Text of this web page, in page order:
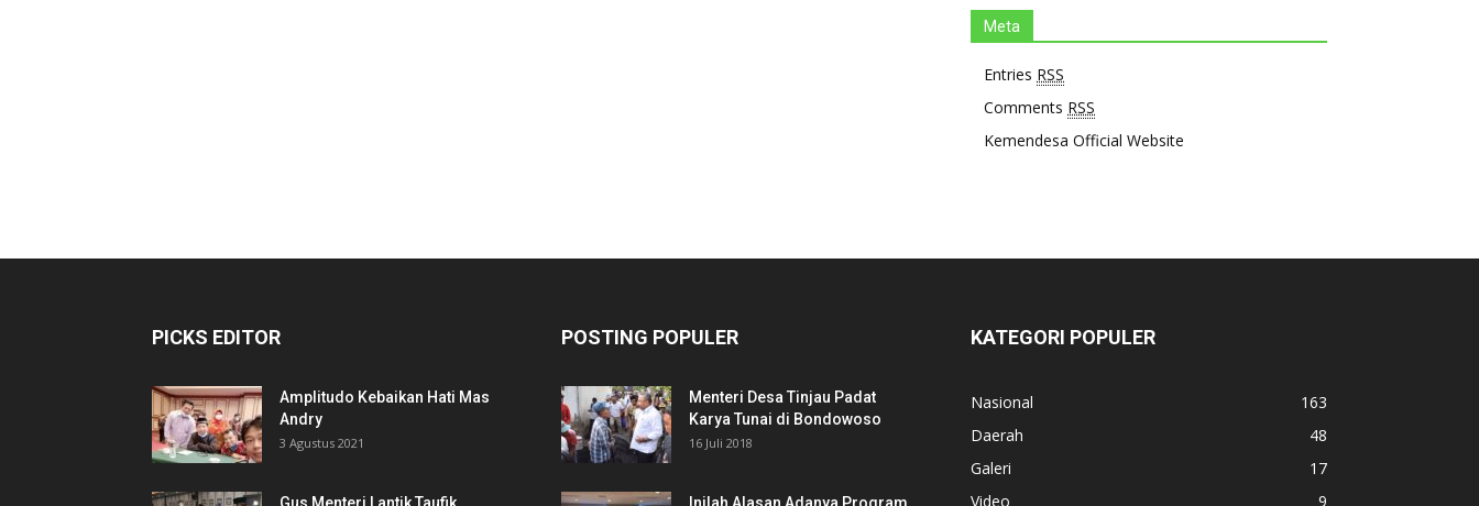
Meta
Entries RSS
Comments RSS
Kemendesa Official Website
PICKS EDITOR
Amplitudo Kebaikan Hati Mas
Andry
3 Agustus 2021
POSTING POPULER
Menteri Desa Tinjau Padat
Karya Tunai di Bondowoso
16 Juli 2018
KATEGORI POPULER
Nasional
163
Daerah
48
Galeri
17
Video
9